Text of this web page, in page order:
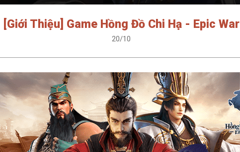
[Giới Thiệu] Game Hồng Đồ Chi Hạ - Epic War
20/10